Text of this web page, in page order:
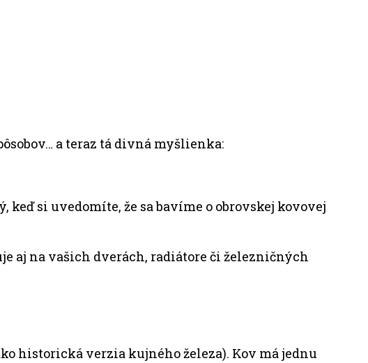
a teraz tá divná myšlienka:
si uvedomíte, že sa bavíme o obrovskej kovovej
aj na vašich dverách, radiátore či železničných
historická verzia kujného železa). Kov má jednu